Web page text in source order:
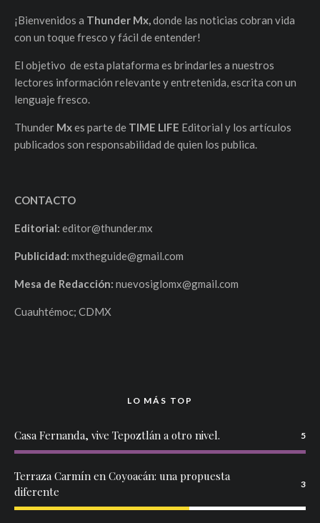
¡Bienvenidos a Thunder Mx,donde las noticias cobran vida
con un toque fresco y fácil de entender!
El objetivo de esta plataforma es brindarles a nuestros
lectores información relevante y entretenida, escrita con un
lenguaje fresco.
Thunder Mxes parte de TIME LIFE Editorial y los artículos
publicados son responsabilidad de quien los publica.
CONTACTO
Editorial: editor@thunder.mx
Publicidad: mxtheguide@gmail.com
Mesa de Redacción: nuevosiglomx@gmail.com
Cuauhtémoc; CDMX
LO MÁS TOP
Casa Fernanda, vive Tepoztlán a otro nivel. 5
Terraza Carmín en Coyoacán: una propuesta
diferente
3